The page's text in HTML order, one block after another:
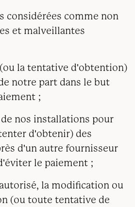
considérées comme non
et malveillantes
la tentative d'obtention)
notre part dans le but
;
nos installations pour
d'obtenir) des
d'un autre fournisseur
le paiement ;
la modification ou
(ou toute tentative de